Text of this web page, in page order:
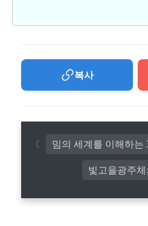
복사
빛고을광주
밈의 세계를 이해하는